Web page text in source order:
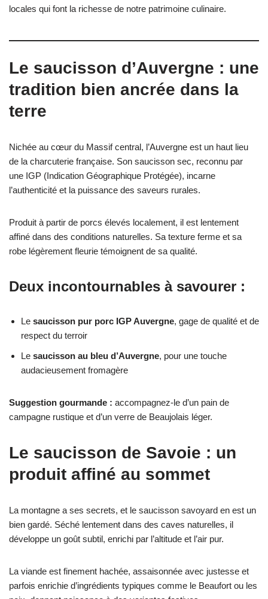
locales qui font la richesse de notre patrimoine culinaire.
Le saucisson d’Auvergne : une
tradition bien ancrée dans la
terre
Nichée au cœur du Massif central, l’Auvergne est un haut lieu
de la charcuterie française. Son saucisson sec, reconnu par
une IGP (Indication Géographique Protégée), incarne
l’authenticité et la puissance des saveurs rurales.
Produit à partir de porcs élevés localement, il est lentement
affiné dans des conditions naturelles. Sa texture ferme et sa
robe légèrement fleurie témoignent de sa qualité.
Deux incontournables à savourer :
Le saucisson pur porc IGP Auvergne, gage de qualité et de
respect du terroir
Le saucisson au bleu d’Auvergne, pour une touche
audacieusement fromagère
Suggestion gourmande : accompagnez-le d’un pain de
campagne rustique et d’un verre de Beaujolais léger.
Le saucisson de Savoie : un
produit affiné au sommet
La montagne a ses secrets, et le saucisson savoyard en est un
bien gardé. Séché lentement dans des caves naturelles, il
développe un goût subtil, enrichi par l’altitude et l’air pur.
La viande est finement hachée, assaisonnée avec justesse et
parfois enrichie d’ingrédients typiques comme le Beaufort ou les